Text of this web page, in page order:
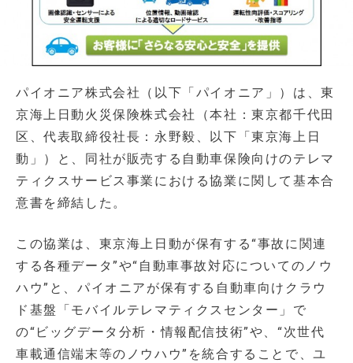
パイオニア株式会社（以下「パイオニア」）は、東
京海上日動火災保険株式会社（本社：東京都千代田
区、代表取締役社長：永野毅、以下「東京海上日
動」）と、同社が販売する自動車保険向けのテレマ
ティクスサービス事業における協業に関して基本合
意書を締結した。
この協業は、東京海上日動が保有する“事故に関連
する各種データ”や“自動車事故対応についてのノウ
ハウ”と、パイオニアが保有する自動車向けクラウ
ド基盤「モバイルテレマティクスセンター」で
の“ビッグデータ分析・情報配信技術”や、“次世代
車載通信端末等のノウハウ”を統合することで、ユ